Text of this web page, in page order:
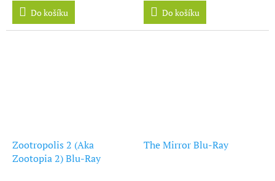
Do košíku Do košíku
Zootropolis 2 (Aka
Zootopia 2) Blu-Ray
The Mirror Blu-Ray